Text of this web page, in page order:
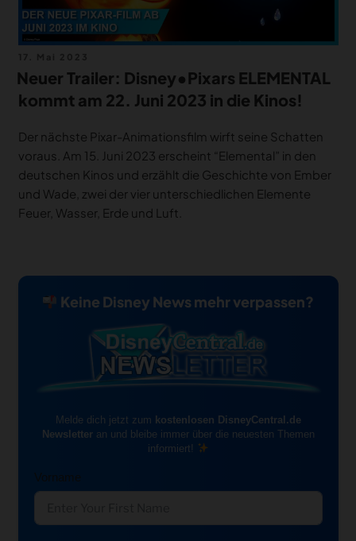
am
Neuer Trailer: Disney•Pixars ELEMENTAL
kommt am 22. Juni 2023 in die Kinos!
Der nächste Pixar-Animationsfilm wirft seine Schatten
voraus. Am 15. Juni 2023 erscheint “Elemental” in den
deutschen Kinos und erzählt die Geschichte von Ember
und Wade, zwei der vier unterschiedlichen Elemente
Feuer, Wasser, Erde und Luft.
Keine Disney News mehr verpassen?
Melde dich jetzt zum kostenlosen DisneyCentral.de
Newsletteran und bleibe immer über die neuesten Themen
informiert!
Vorname